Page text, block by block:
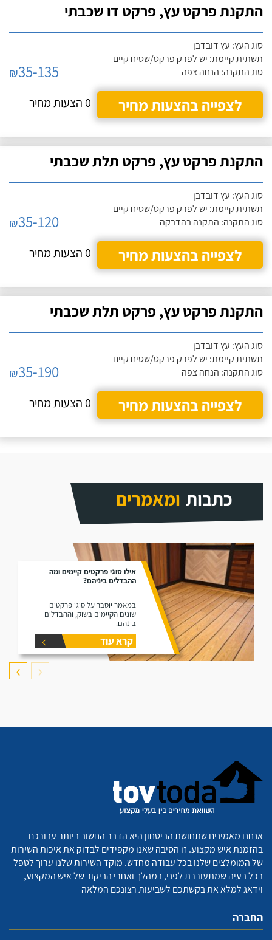
התקנת פרקט עץ, פרקט דו שכבתי
סוג העץ: עץ דובדבן
תשתית קיימת: יש לפרק פרקט/שטיח קיים
סוג התקנה: הנחה צפה
₪35-135
לצפייה בהצעות מחיר
0 הצעות מחיר
התקנת פרקט עץ, פרקט תלת שכבתי
סוג העץ: עץ דובדבן
תשתית קיימת: יש לפרק פרקט/שטיח קיים
סוג התקנה: התקנה בהדבקה
₪35-120
לצפייה בהצעות מחיר
0 הצעות מחיר
התקנת פרקט עץ, פרקט תלת שכבתי
סוג העץ: עץ דובדבן
תשתית קיימת: יש לפרק פרקט/שטיח קיים
סוג התקנה: הנחה צפה
₪35-190
לצפייה בהצעות מחיר
0 הצעות מחיר
כתבות ומאמרים
אילו סוגי פרקטים קיימים ומה
ההבדלים ביניהם?
במאמר יוסבר על סוגי פרקטים
שונים הקיימים בשוק, וההבדלים
בינהם.
קרא עוד
❮
❯
אנחנו מאמינים שתחושת הביטחון היא הדבר החשוב ביותר עבורכם
בהזמנת איש מקצוע. זו הסיבה שאנו מקפידים לבדוק את איכות השירות
של המומלצים שלנו בכל עבודה מחדש. מוקד השירות שלנו ערוך לטפל
בכל בעיה שמתעוררת לפני, במהלך ואחרי הביקור של איש המקצוע,
וידאג למלא את בקשתכם לשביעות רצונכם המלאה
החברה